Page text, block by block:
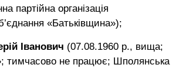
партійна організація
«Батьківщина»);
Іванович (07.08.1960 р., вища;
тимчасово не працює; Шполянська